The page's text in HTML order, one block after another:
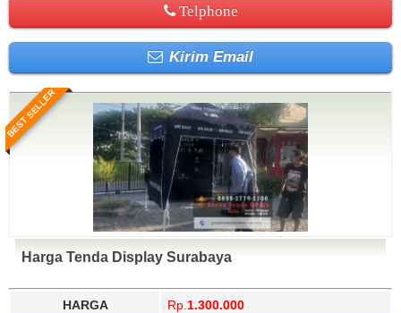
Telphone
Kirim Email
BEST SELLER
Harga Tenda Display Surabaya
HARGA Rp. 1.300.000